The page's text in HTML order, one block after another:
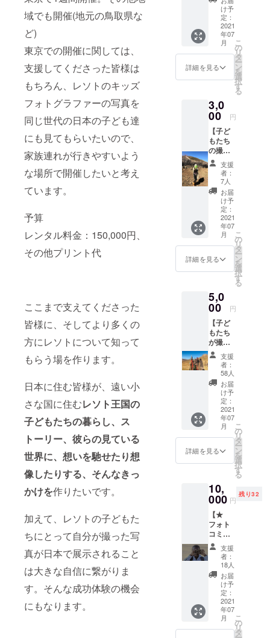
域でも開催(地元の鳥取県な
ど)
東京での開催に関しては、
支援してくださった皆様は
もちろん、レソトのキッズ
フォトグラファーの写真を
同じ世代の日本の子ども達
にも見てもらいたいので、
家族連れが行きやすいよう
な場所で開催したいと考え
ています。
予算
レンタル料金：150,000円、
その他プリント代
ここまで支えてくださった
皆様に、そしてより多くの
方にレソトについて知って
もらう場を作ります。
日本に住む皆様が、遠い小
さな国に住むレソト王国の
子どもたちの暮らし、ス
トーリー、彼らの見ている
世界に、想いを馳せたり想
像したりする、そんなきっ
かけを作りたいです。
加えて、レソトの子どもた
ちにとって自分が撮った写
真が日本で展示されること
は大きな自信に繋がりま
す。そんな成功体験の機会
にもなります。
ア。大学3年
の春休みの2
か月、セブ
島のスラム
もたちと一
ツ。コロナ
が落ち着い
たらレソト
に戻りま
す。旅好
き。観光と
いうよりは
旅先にある
色んな出会
いが好き。
様子の
動画＆
私から
のお礼
のメッ
セー
ジ】 ＊
コロナ
の影響
が延期
された
場合は
リター
ンをお
送りす
る時期
が遅く
なる可
能性が
ござい
ます。
け予
定：
2021
年07
月
詳細を見る
こ
の
リ
タ
ー
ン
を
選
択
す
る
3,0
00 円
【子ど
もたち
の撮っ
た写真
で語る
会＆私
からの
お礼の
メッ
セー
ジ】 開
催する
時期は7
月頃を
予定し
ていま
程調節
のご連
絡は開
催時期
が確定
し次第
お送り
いたし
ます。
＊コロ
ナの影
響で渡
航が延
期され
た場合
はリ
ターン
遅くな
る可能
性がご
ざいま
す。
支援
者：
7人
お届
け予
定：
2021
年07
月
詳細を見る
こ
の
リ
タ
ー
ン
を
選
択
す
る
5,0
00 円
【子ど
もたち
が撮っ
た写真
集】 子
どもた
ちが
撮った
写真と
その写
真のス
トー
リーが
載った
写真集
をお送
す。 ＊
コロナ
の影響
で渡航
が延期
された
場合は
リター
ンをお
送りす
る時期
が遅く
なる可
能性が
ござい
ます。
支援
者：
58人
お届
け予
定：
2021
年07
月
詳細を見る
こ
の
リ
タ
ー
ン
を
選
択
す
る
10,
000 円
残り32
【★
フォト
コミュ
ニケー
ショ
ン】 こ
ちらを
選択し
てくだ
さった
皆さん
にはク
ラウド
支援
者：
18人
お届
け予
定：
2021
年07
月
こ
の
リ
タ